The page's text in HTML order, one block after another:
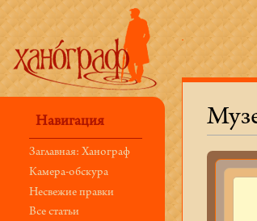
Навигация
Заглавная: Ханограф
Камера-обскура
Несвежие правки
Все статьи